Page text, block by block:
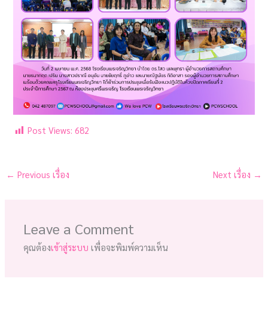
Post Views: 682
← Previous เรื่อง Next เรื่อง →
Leave a Comment
คุณต้องเข้าสู่ระบบ เพื่อจะพิมพ์ความเห็น